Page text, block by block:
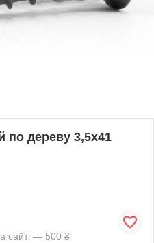
по дереву 3,5х41
сайті — 500 ₴